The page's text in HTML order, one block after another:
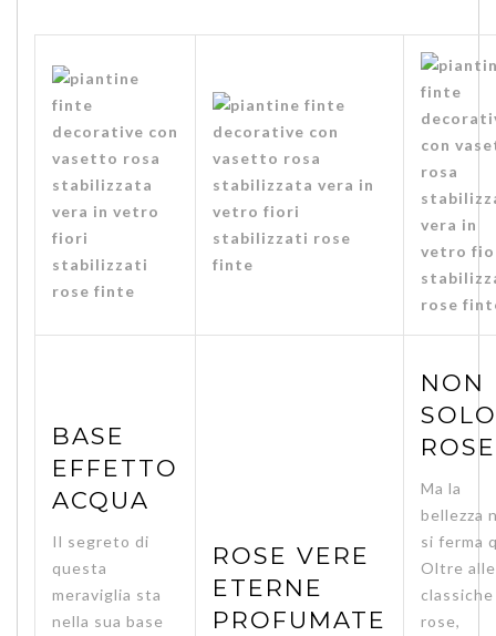
BASE
EFFETTO
ACQUA
Il segreto di
questa
meraviglia sta
nella sua base
ROSE VERE
ETERNE
PROFUMATE
NON
SOLO
ROSE
Ma la
bellezza
si ferma
Oltre alle
classiche
rose,